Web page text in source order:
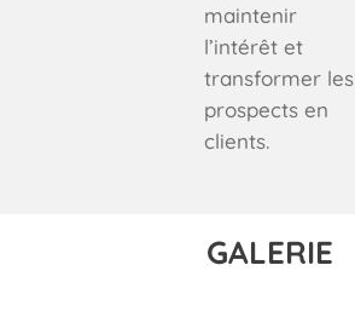
maintenir
l’intérêt et
transformer les
prospects en
clients.
GALERIE